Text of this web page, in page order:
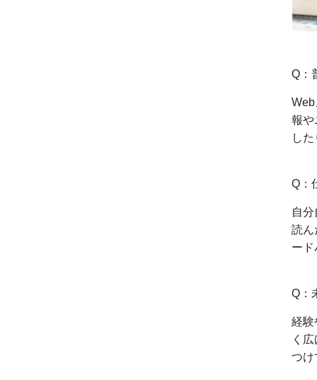
Q：
報や
し
Q：
自
読ん
ー
Q：
経験
く
つけ